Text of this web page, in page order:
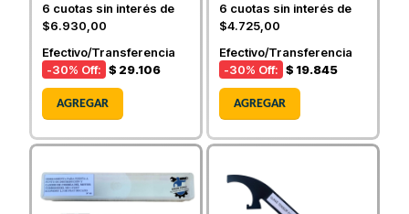
6 cuotas sin interés de
$6.930,00
Efectivo/Transferencia
-30% Off: $ 29.106
AGREGAR
6 cuotas sin interés de
$4.725,00
Efectivo/Transferencia
-30% Off: $ 19.845
AGREGAR